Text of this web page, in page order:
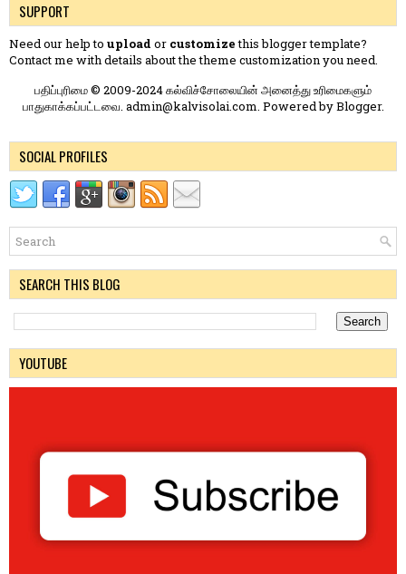
SUPPORT
Need our help to upload or customizethis blogger template?
Contact me with details about the theme customization you need.
பதிப்புரிமை © 2009-2024 கல்விச்சோலையின் அனைத்து உரிமைகளும்
பாதுகாக்கப்பட்டவை. admin@kalvisolai.com. Powered byBlogger.
SOCIAL PROFILES
SEARCH THIS BLOG
YOUTUBE